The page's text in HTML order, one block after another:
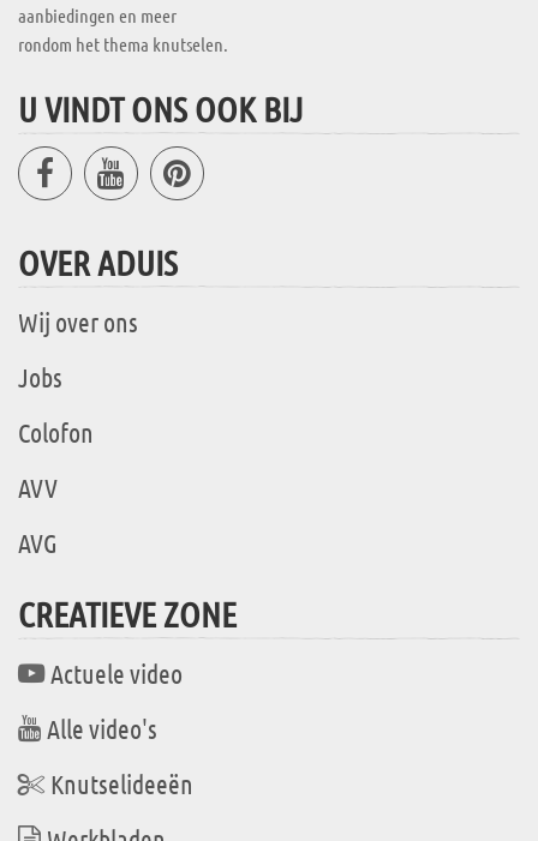
aanbiedingen en meer
rondom het thema knutselen.
U VINDT ONS OOK BIJ
OVER ADUIS
Wij over ons
Jobs
Colofon
AVV
AVG
CREATIEVE ZONE
Actuele video
Alle video's
Knutselideeën